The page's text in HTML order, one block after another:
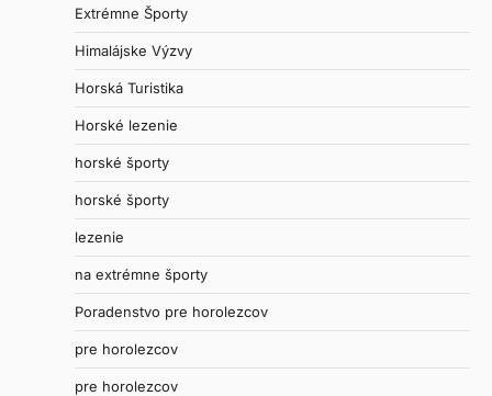
Extrémne Športy
Himalájske Výzvy
Horská Turistika
Horské lezenie
horské športy
horské športy
lezenie
na extrémne športy
Poradenstvo pre horolezcov
pre horolezcov
pre horolezcov